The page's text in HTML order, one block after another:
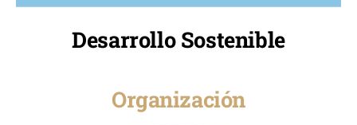
Desarrollo Sostenible
Organización